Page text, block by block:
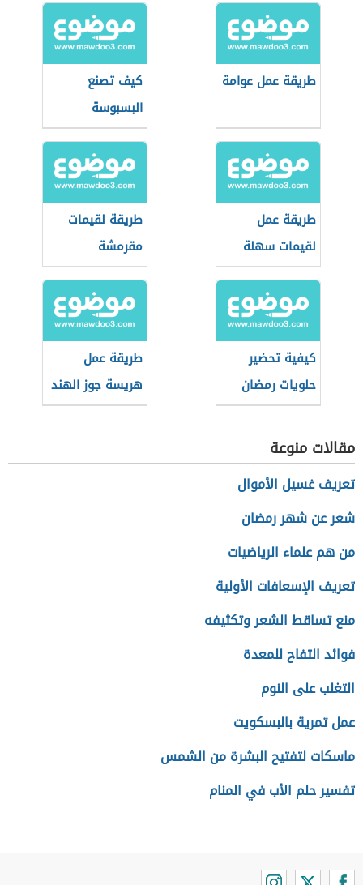
طريقة عمل عوامة
كيف تصنع
البسبوسة
طريقة عمل
لقيمات سهلة
طريقة لقيمات
مقرمشة
ومضمونة
كيفية تحضير
حلويات رمضان
طريقة عمل
هريسة جوز الهند
بدون بيض
مقالات منوعة
تعريف غسيل الأموال
شعر عن شهر رمضان
من هم علماء الرياضيات
تعريف الإسعافات الأولية
منع تساقط الشعر وتكثيفه
فوائد التفاح للمعدة
التغلب على النوم
عمل تمرية بالبسكويت
ماسكات لتفتيح البشرة من الشمس
تفسير حلم الأب في المنام